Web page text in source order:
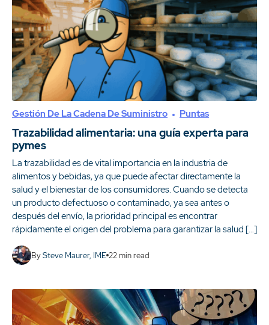
Gestión De La Cadena De Suministro Puntas
Trazabilidad alimentaria: una guía experta para
pymes
La trazabilidad es de vital importancia en la industria de
alimentos y bebidas, ya que puede afectar directamente la
salud y el bienestar de los consumidores. Cuando se detecta
un producto defectuoso o contaminado, ya sea antes o
después del envío, la prioridad principal es encontrar
rápidamente el origen del problema para garantizar la salud […]
BySteve Maurer, IME 22min read